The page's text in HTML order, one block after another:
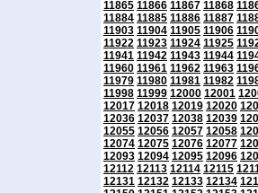
11865 11866 11867 11868
11884 11885 11886 11887
11903 11904 11905 11906
11922 11923 11924 11925
11941 11942 11943 11944
11960 11961 11962 11963
11979 11980 11981 11982
11998 11999 12000 12001
12017 12018 12019 12020
12036 12037 12038 12039
12055 12056 12057 12058
12074 12075 12076 12077
12093 12094 12095 12096
12112 12113 12114 12115
12131 12132 12133 12134